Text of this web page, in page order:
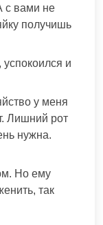
с вами не
получишь
и
у меня
Лишний рот
нужна.
Но ему
так